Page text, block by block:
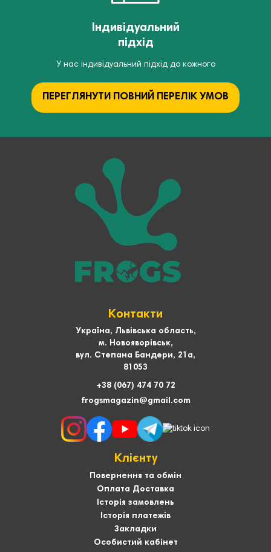
Індивідуальний
підхід
У нас індивідуальний підхід до кожного
ПЕРЕГЛЯНУТИ ПОВНИЙ ПЕРЕЛІК УМОВ
Контакти
Україна, Львівська область,
м. Новояворівськ,
вул. Степана Бандери, 21а,
81053
+38 (067) 474 70 72
frogsmagazin@gmail.com
Клієнту
Повернення та обмін
Оплата Доставка
Історія замовлень
Історія платежів
Закладки
Особистий кабінет